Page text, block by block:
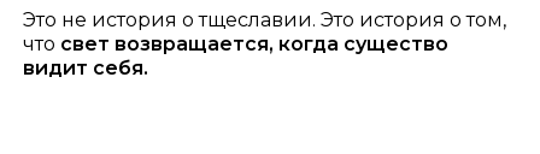
Это не история о тщеславии. Это история о том,
что свет возвращается, когда существо
видит себя.